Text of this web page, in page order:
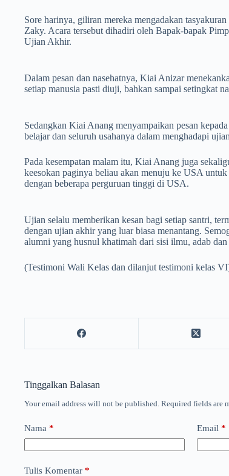
Sore harinya, giliran mereka mengadakan
Zaky. Acara tersebut dihadiri oleh Bapak-bapak
Ujian Akhir.
Dalam pesan dan nasehatnya, Kiai Anizar
setiap manusia pasti diuji, bahkan sampai setingkat
Sedangkan Kiai Anang menyampaikan pesan
belajar dan seluruh usahanya dalam menghadapi
Pada kesempatan malam itu, Kiai Anang juga
keesokan paginya beliau akan menuju ke USA
dengan beberapa perguruan tinggi di USA.
Ujian selalu memberikan kesan bagi setiap santri,
dengan ujian akhir yang luar biasa menantang.
alumni yang husnul khatimah dari sisi ilmu, adab
(Testimoni Wali Kelas dan dilanjut testimoni kelas
Tinggalkan Balasan
Your email address will not be published. Required fields are
Nama * Email *
Tulis Komentar *